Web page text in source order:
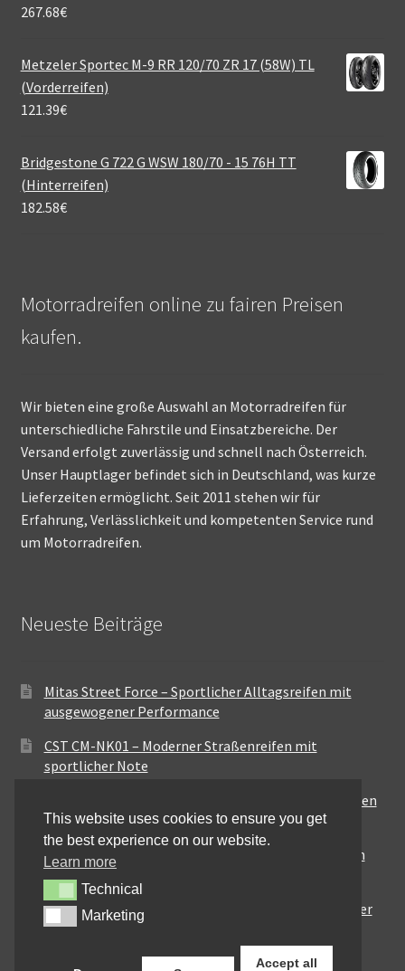
267.68€
Metzeler Sportec M-9 RR 120/70 ZR 17 (58W) TL
(Vorderreifen)
121.39€
Bridgestone G 722 G WSW 180/70 - 15 76H TT
(Hinterreifen)
182.58€
Motorradreifen online zu fairen Preisen
kaufen.
Wir bieten eine große Auswahl an Motorradreifen für
unterschiedliche Fahrstile und Einsatzbereiche. Der
Versand erfolgt zuverlässig und schnell nach Österreich.
Unser Hauptlager befindet sich in Deutschland, was kurze
Lieferzeiten ermöglicht. Seit 2011 stehen wir für
Erfahrung, Verlässlichkeit und kompetenten Service rund
um Motorradreifen.
Neueste Beiträge
Mitas Street Force – Sportlicher Alltagsreifen mit
ausgewogener Performance
CST CM-NK01 – Moderner Straßenreifen mit
sportlicher Note
Maxxis MA-ST3 – Ausgewogener Sport-Touring-Reifen
für vielseitige Einsätze
Pirelli City Demon – Zuverlässigkeit für den urbanen
Alltag
Metzeler Perfect ME77 – Klassische Optik mit solider
Straßenperformance
This website uses cookies to ensure you get
the best experience on our website.
Learn more
TechnicalTechnical
MarketingMarketing
Accept all